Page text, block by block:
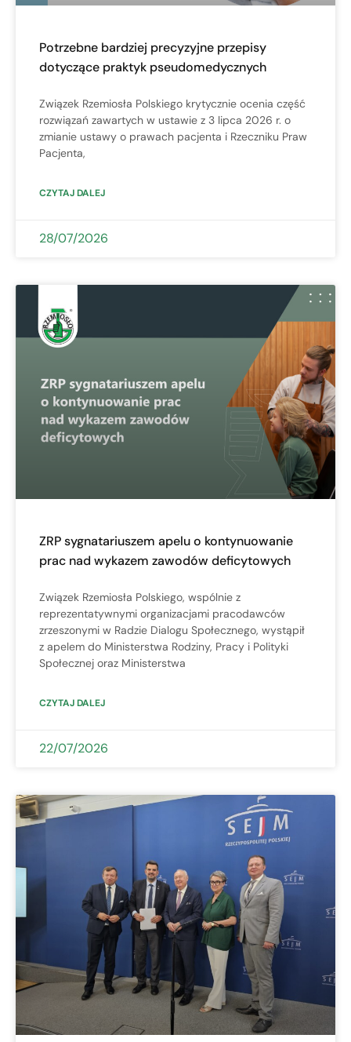
Potrzebne bardziej precyzyjne przepisy
dotyczące praktyk pseudomedycznych
Związek Rzemiosła Polskiego krytycznie ocenia część
rozwiązań zawartych w ustawie z 3 lipca 2026 r. o
zmianie ustawy o prawach pacjenta i Rzeczniku Praw
Pacjenta,
CZYTAJ DALEJ
28/07/2026
ZRP sygnatariuszem apelu o kontynuowanie
prac nad wykazem zawodów deficytowych
Związek Rzemiosła Polskiego, wspólnie z
reprezentatywnymi organizacjami pracodawców
zrzeszonymi w Radzie Dialogu Społecznego, wystąpił
z apelem do Ministerstwa Rodziny, Pracy i Polityki
Społecznej oraz Ministerstwa
CZYTAJ DALEJ
22/07/2026